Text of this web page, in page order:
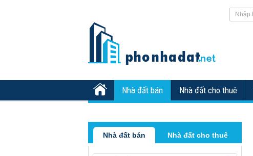
Nhà đất bán Nhà đất cho thuê
Nhà đất bán Nhà đất cho thuê